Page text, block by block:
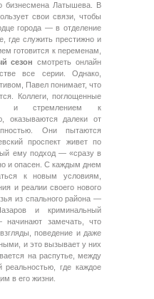
бизнесмена Латышева. В
свои связи, чтобы
города — в отделение
где служить престижно и
готовится к переменам,
сезон смотреть онлайн
все серии. Однако,
Павел понимает, что
Коллеги, поглощенные
и стремлением к
оказываются далеки от
Они пытаются
проспект живет по
ему подход — «сразу в
и опасен. С каждым днем
к новым условиям,
и реалии своего нового
из спального района —
и криминальный
замечать, что
поведение и даже
и это вызывает у них
на распутье, между
где каждое
в его жизни.